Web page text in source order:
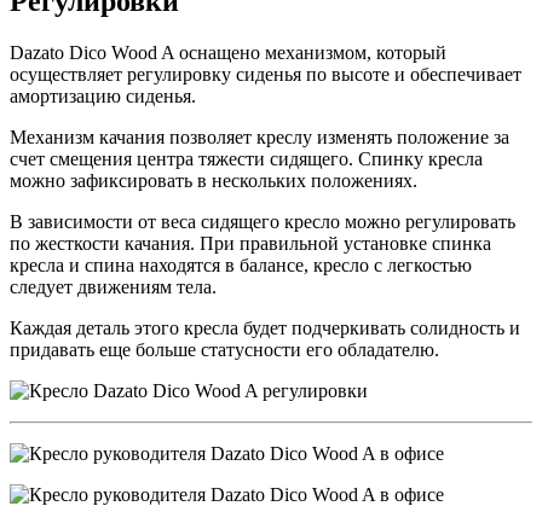
Dazato Dico Wood A оснащено механизмом, который
осуществляет регулировку сиденья по высоте и обеспечивает
амортизацию сиденья.
Механизм качания позволяет креслу изменять положение за
счет смещения центра тяжести сидящего. Спинку кресла
можно зафиксировать в нескольких положениях.
В зависимости от веса сидящего кресло можно регулировать
по жесткости качания. При правильной установке спинка
кресла и спина находятся в балансе, кресло с легкостью
следует движениям тела.
Каждая деталь этого кресла будет подчеркивать солидность и
придавать еще больше статусности его обладателю.